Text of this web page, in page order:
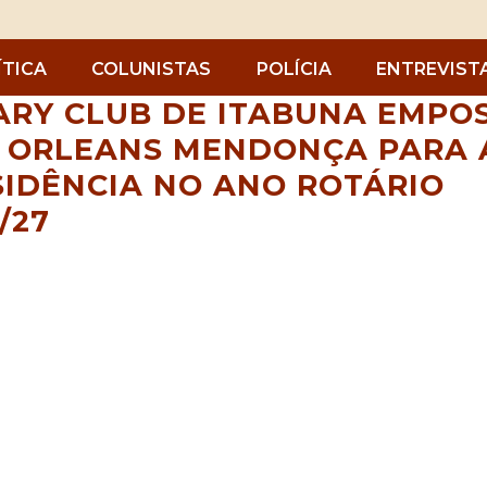
COLUNISTAS POLÍCIA
CLUB DE ITABUNA
MENDONÇA PARA
NO ANO ROTÁRIO
27